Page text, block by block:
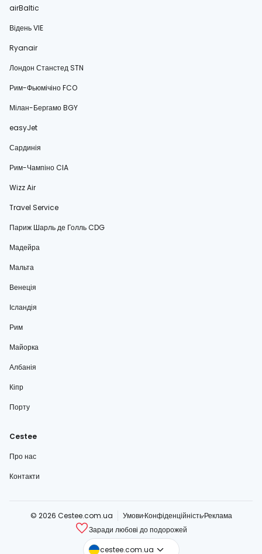
airBaltic
Відень VIE
Ryanair
Лондон Станстед STN
Рим-Фьюмічіно FCO
Мілан-Бергамо BGY
easyJet
Сардинія
Рим-Чампіно CIA
Wizz Air
Travel Service
Париж Шарль де Голль CDG
Мадейра
Мальта
Венеція
Ісландія
Рим
Майорка
Албанія
Кіпр
Порту
Cestee
Про нас
Контакти
© 2026 Cestee.com.ua УмовиКонфіденційністьРеклама
Заради любові до подорожей
cestee.com.ua
cestee.com